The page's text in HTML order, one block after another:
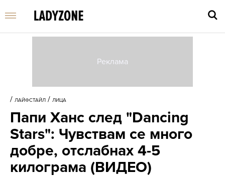
/ ЛАЙФСТАЙЛ / ЛИЦА
Папи Ханс след "Dancing
Stars": Чувствам се много
добре, отслабнах 4-5
килограма (ВИДЕО)